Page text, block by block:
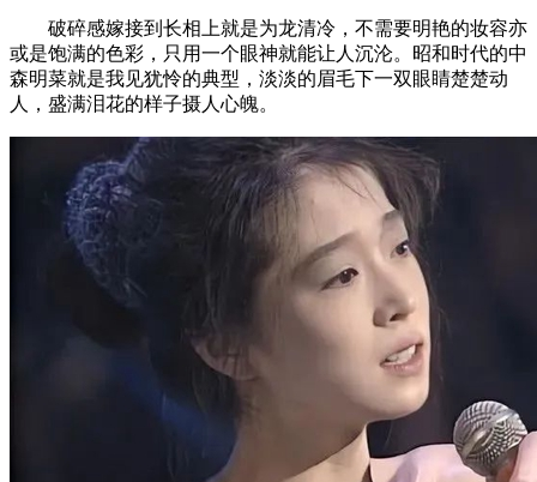
破碎感嫁接到长相上就是为龙清冷，不需要明艳的妆容亦
或是饱满的色彩，只用一个眼神就能让人沉沦。昭和时代的中
森明菜就是我见犹怜的典型，淡淡的眉毛下一双眼睛楚楚动
人，盛满泪花的样子摄人心魄。